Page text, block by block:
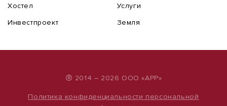
Хостел
Инвестпроект
Услуги
Земля
® 2014 – 2026 ООО «АРР»
Политика конфиденциальности персональной